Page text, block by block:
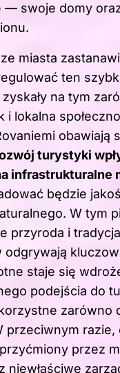
— swoje domy
miasta
ten
na tym
i lokalna
obawiają
turystyki
infrastrukturalne
będzie
W tym
przyroda i tradycja
odgrywają
staje się
podejścia do
zarówno
przeciwnym razie,
przez
niewłaściwe